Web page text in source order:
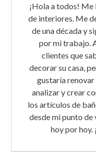
¡Hola a todos!
de interiores. Me
de una década y
por mi trabajo.
clientes que
decorar su casa,
gustaría renovar
analizar y crear
los artículos de
desde mi punto de
hoy por hoy.